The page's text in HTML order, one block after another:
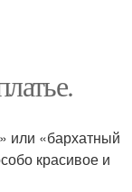
или «бархатный
красивое и